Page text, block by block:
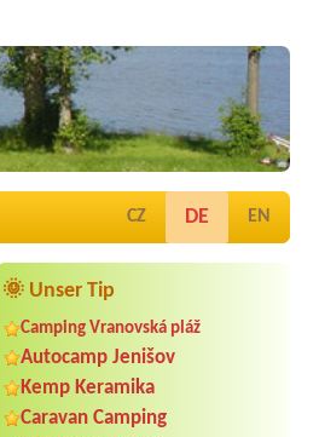
CZ DE EN
🌞 Unser Tip
Camping Vranovská pláž
Autocamp Jenišov
Kemp Keramika
Caravan Camping